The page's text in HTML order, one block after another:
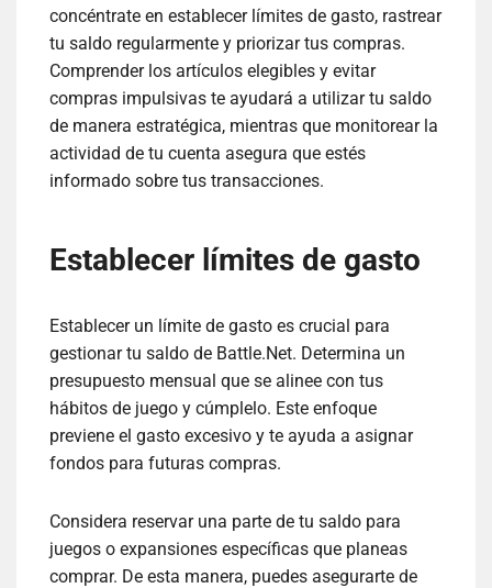
concéntrate en establecer límites de gasto, rastrear
tu saldo regularmente y priorizar tus compras.
Comprender los artículos elegibles y evitar
compras impulsivas te ayudará a utilizar tu saldo
de manera estratégica, mientras que monitorear la
actividad de tu cuenta asegura que estés
informado sobre tus transacciones.
Establecer límites de gasto
Establecer un límite de gasto es crucial para
gestionar tu saldo de Battle.Net. Determina un
presupuesto mensual que se alinee con tus
hábitos de juego y cúmplelo. Este enfoque
previene el gasto excesivo y te ayuda a asignar
fondos para futuras compras.
Considera reservar una parte de tu saldo para
juegos o expansiones específicas que planeas
comprar. De esta manera, puedes asegurarte de